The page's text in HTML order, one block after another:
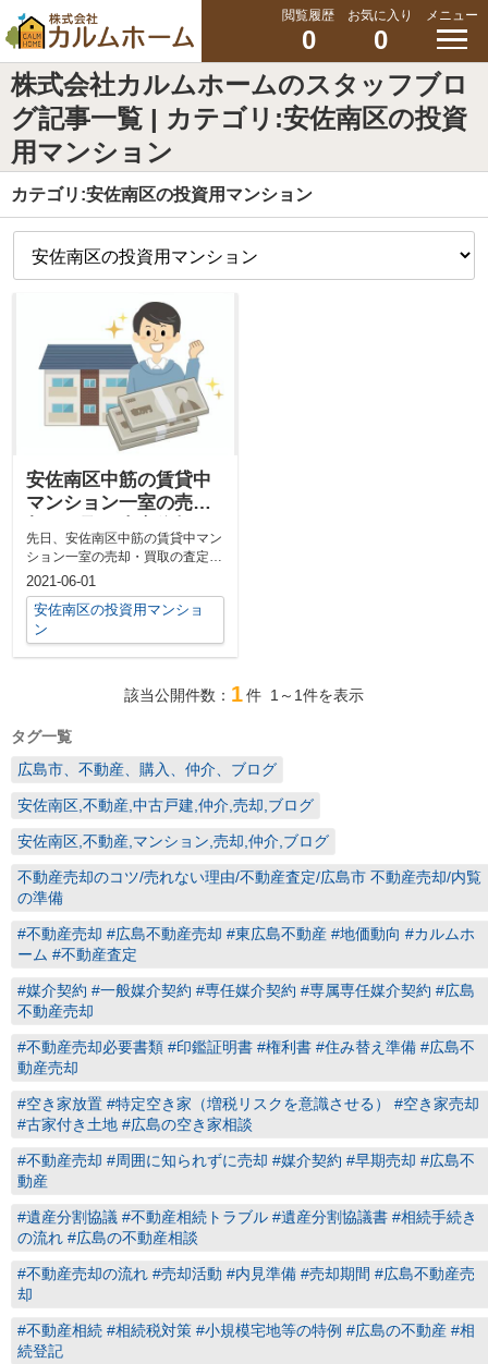
閲覧履歴
0
お気に入り
0
メニュー
株式会社カルムホームのスタッフブロ
グ記事一覧 | カテゴリ:安佐南区の投資
用マンション
カテゴリ:安佐南区の投資用マンション
安佐南区中筋の賃貸中
マンション一室の売
いただきました！
先日、安佐南区中筋の賃貸中マン
ション一室の売却・買取の査定依
頼をいただきました！ありがとう
ございます...
2021-06-01
安佐南区の投資用マンショ
ン
該当公開件数： 1件 1～1件を表示
タグ一覧
広島市、不動産、購入、仲介、ブログ
安佐南区,不動産,中古戸建,仲介,売却,ブログ
安佐南区,不動産,マンション,売却,仲介,ブログ
不動産売却のコツ/売れない理由/不動産査定/広島市 不動産売却/内覧
の準備
#不動産売却 #広島不動産売却 #東広島不動産 #地価動向 #カルムホ
ーム #不動産査定
#媒介契約 #一般媒介契約 #専任媒介契約 #専属専任媒介契約 #広島
不動産売却
#不動産売却必要書類 #印鑑証明書 #権利書 #住み替え準備 #広島不
動産売却
#空き家放置 #特定空き家（増税リスクを意識させる） #空き家売却
#古家付き土地 #広島の空き家相談
#不動産売却 #周囲に知られずに売却 #媒介契約 #早期売却 #広島不
動産
#遺産分割協議 #不動産相続トラブル #遺産分割協議書 #相続手続き
の流れ #広島の不動産相談
#不動産売却の流れ #売却活動 #内見準備 #売却期間 #広島不動産売
却
#不動産相続 #相続税対策 #小規模宅地等の特例 #広島の不動産 #相
続登記